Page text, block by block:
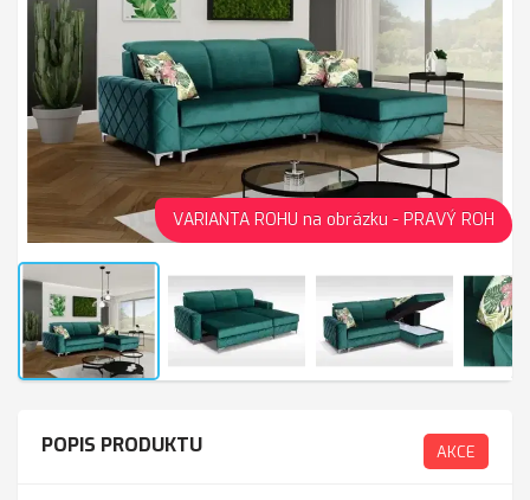
VARIANTA ROHU na obrázku - PRAVÝ ROH
POPIS PRODUKTU AKCE